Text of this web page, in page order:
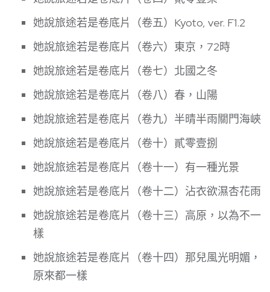
她說旅途若是卷底片（卷五）Kyoto, ver. F1.2
她說旅途若是卷底片（卷六）東京，72時
她說旅途若是卷底片（卷七）北國之冬
她說旅途若是卷底片（卷八）春，山陽
她說旅途若是卷底片（卷九）半晴半雨關門海峽
她說旅途若是卷底片（卷十）貳零壹捌
她說旅途若是卷底片（卷十一）有一種光景
她說旅途若是卷底片（卷十二）沾衣欲濕杏花雨
她說旅途若是卷底片（卷十三）高原，以為不一
樣
她說旅途若是卷底片（卷十四）那兒風光明媚，
原來都一樣